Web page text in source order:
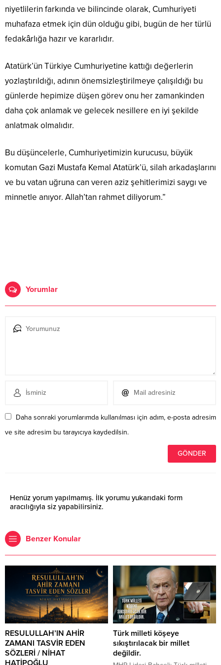
niyetlilerin farkında ve bilincinde olarak, Cumhuriyeti
muhafaza etmek için dün olduğu gibi, bugün de her türlü
fedakârlığa hazır ve kararlıdır.
Atatürk’ün Türkiye Cumhuriyetine kattığı değerlerin
yozlaştırıldığı, adının önemsizleştirilmeye çalışıldığı bu
günlerde hepimize düşen görev onu her zamankinden
daha çok anlamak ve gelecek nesillere en iyi şekilde
anlatmak olmalıdır.
Bu düşüncelerle, Cumhuriyetimizin kurucusu, büyük
komutan Gazi Mustafa Kemal Atatürk’ü, silah arkadaşlarını
ve bu vatan uğruna can veren aziz şehitlerimizi saygı ve
minnetle anıyor. Allah’tan rahmet diliyorum.”
Yorumlar
Daha sonraki yorumlarımda kullanılması için adım, e-posta adresim
ve site adresim bu tarayıcıya kaydedilsin.
Henüz yorum yapılmamış. İlk yorumu yukarıdaki form
aracılığıyla siz yapabilirsiniz.
Benzer Konular
RESULULLAH’IN AHİR
ZAMANI TASVİR EDEN
SÖZLERİ / NİHAT
Türk milleti köşeye
sıkıştırılacak bir millet
değildir.